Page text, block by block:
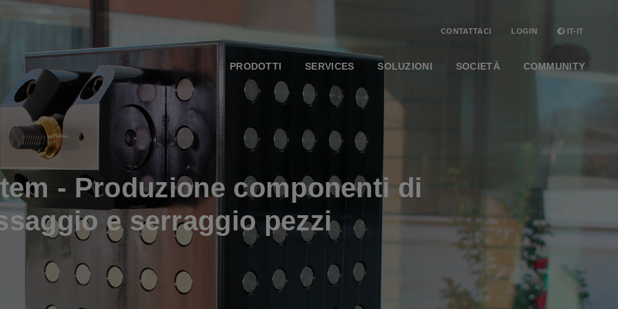
CONTATTACI LOGIN IT-IT
PRODOTTI SERVICES SOLUZIONI SOCIETÀ COMMUNITY
- Produzione componenti di
e serraggio pezzi